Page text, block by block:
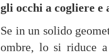
gli occhi a cogliere e
Se in un solido
ombre, lo si riduce a